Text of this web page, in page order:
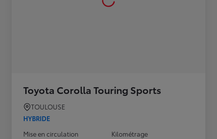
Toyota Corolla Touring Sports
TOULOUSE
HYBRIDE
Mise en circulation
Kilométrage